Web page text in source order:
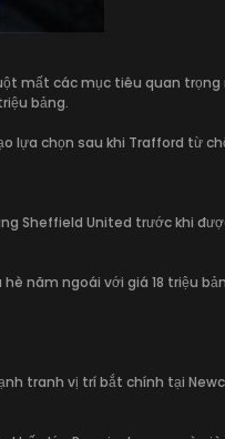
mất các mục tiêu quan trọng
bảng.
lựa chọn sau khi Trafford từ
Sheffield United trước khi
năm ngoái với giá 18 triệu
tranh vị trí bắt chính tại